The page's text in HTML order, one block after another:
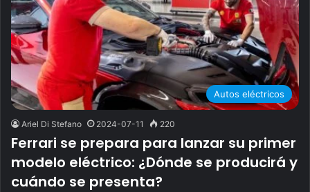
Autos eléctricos
Ariel Di Stefano 2024-07-11 220
Ferrari se prepara para lanzar su primer
modelo eléctrico: ¿Dónde se producirá y
cuándo se presenta?